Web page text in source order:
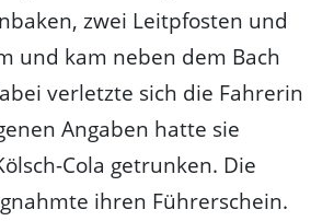
zwei Leitpfosten und
und kam neben dem Bach
verletzte sich die Fahrerin
Angaben hatte sie
Cola getrunken. Die
ihren Führerschein.